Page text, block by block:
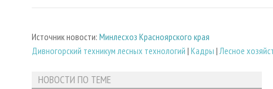
Источник новости: Минлесхоз Красноярского края
Дивногорский техникум лесных технологий | Кадры | Лесное
НОВОСТИ ПО ТЕМЕ